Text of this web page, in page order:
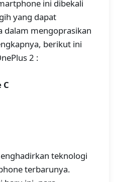
ini dibekali
yang dapat
dalam mengoprasikan
berikut ini
2 :
C
teknologi
terbarunya.